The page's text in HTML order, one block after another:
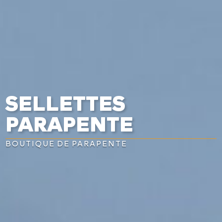
SELLETTES
PARAPENTE
BOUTIQUE DE PARAPENTE